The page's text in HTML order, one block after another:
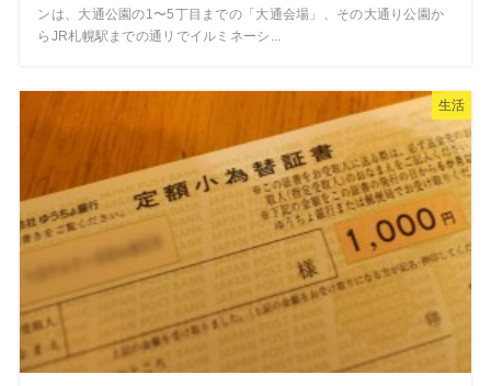
ンは、大通公園の1〜5丁目までの「大通会場」、その大通り公園か
らJR札幌駅までの通リでイルミネーシ...
生活